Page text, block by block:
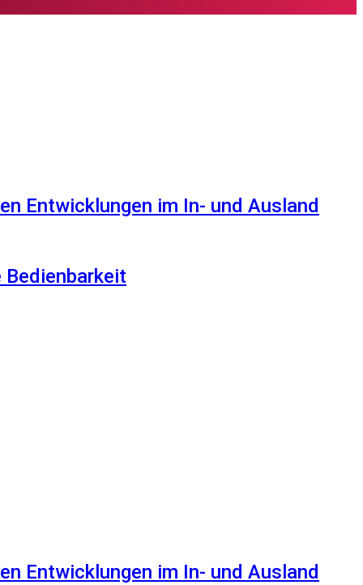
Entwicklungen im In- und Ausland
Entwicklungen im In- und Ausland